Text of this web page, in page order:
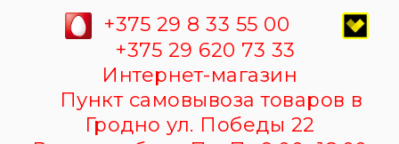
+375 29 8 33 55 00
+375 29 620 73 33
Интернет-магазин
Пункт самовывоза товаров в
Гродно ул. Победы 22